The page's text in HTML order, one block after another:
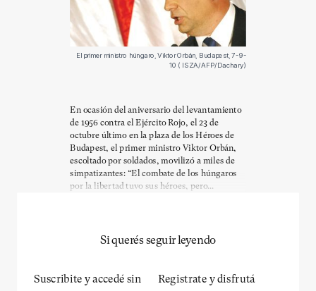
El primer ministro húngaro, Viktor Orbán, Budapest, 7-9-
10 ( ISZA/AFP/Dachary)
En ocasión del aniversario del levantamiento
de 1956 contra el Ejército Rojo, el 23 de
octubre último en la plaza de los Héroes de
Budapest, el primer ministro Viktor Orbán,
escoltado por soldados, movilizó a miles de
simpatizantes: “El combate de los húngaros
por la libertad tuvo sus héroes, pero...
Si querés seguir leyendo
Suscribite y accedé sin Registrate y disfrutá